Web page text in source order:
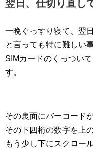
翌日、仕切り直し
一晩ぐっすり寝て、翌
と言っても特に難しい
SIMカードのくっつい
す。
その裏面にバーコード
その下四桁の数字を上
もう少し下にスクロー